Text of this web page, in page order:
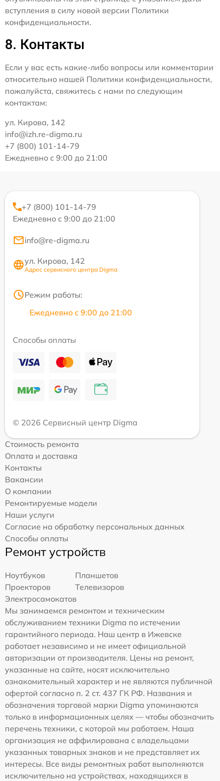
вступления в силу новой версии Политики
конфиденциальности.
8. Контакты
Если у вас есть какие-либо вопросы или комментарии
относительно нашей Политики конфиденциальности,
пожалуйста, свяжитесь с нами по следующим
контактам:
ул. Кирова, 142
info@izh.re-digma.ru
+7 (800) 101-14-79
Ежедневно с 9:00 до 21:00
+7 (800) 101-14-79
Ежедневно с 9:00 до 21:00
info@re-digma.ru
ул. Кирова, 142
Адрес сервисного центра Digma
Режим работы:
Ежедневно с 9:00 до 21:00
Способы оплаты
© 2026 Сервисный центр Digma
Стоимость ремонта
Оплата и доставка
Контакты
Вакансии
О компании
Ремонтируемые модели
Наши услуги
Согласие на обработку персональных данных
Способы оплаты
Ремонт устройств
Ноутбуков
Планшетов
Проекторов
Телевизоров
Электросамокатов
Мы занимаемся ремонтом и техническим
обслуживанием техники Digma по истечении
гарантийного периода. Наш центр в Ижевске
работает независимо и не имеет официальной
авторизации от производителя. Цены на ремонт,
указанные на сайте, носят исключительно
ознакомительный характер и не являются публичной
офертой согласно п. 2 ст. 437 ГК РФ. Названия и
обозначения торговой марки Digma упоминаются
только в информационных целях — чтобы обозначить
перечень техники, с которой мы работаем. Наша
организация не аффилирована с владельцами
указанных товарных знаков и не представляет их
интересы. Все виды ремонтных работ выполняются
исключительно на устройствах, находящихся в